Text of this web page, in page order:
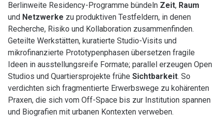
Berlinweite Residency-Programme bündeln Zeit, Raum
und Netzwerke zu produktiven Testfeldern, in denen
Recherche, Risiko und Kollaboration zusammenfinden.
Geteilte Werkstätten, kuratierte Studio-Visits und
mikrofinanzierte Prototypenphasen übersetzen fragile
Ideen in ausstellungsreife Formate; parallel erzeugen Open
Studios und Quartiersprojekte frühe Sichtbarkeit. So
verdichten sich fragmentierte Erwerbswege zu kohärenten
Praxen, die sich vom Off-Space bis zur Institution spannen
und Biografien mit urbanen Kontexten verweben.